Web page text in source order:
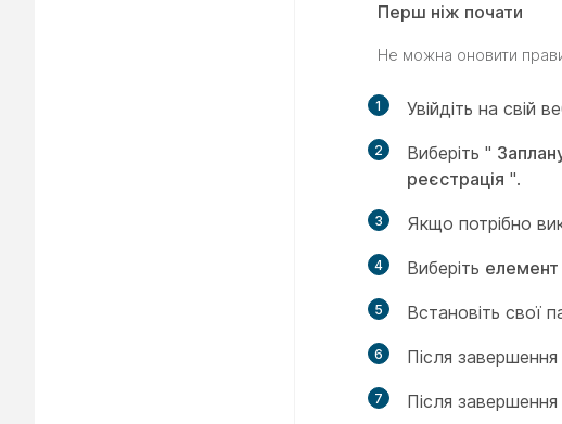
Перш ніж почати
Не можна оновити
1 Увійдіть на свій
2 Виберіть "
реєстрація ".
3 Якщо потрібно
4 Виберіть
5 Встановіть свої
6 Після
7 Після